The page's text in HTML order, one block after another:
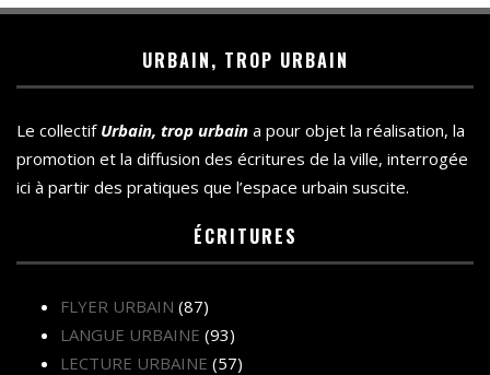
URBAIN, TROP URBAIN
Le collectif Urbain, trop urbain a pour objet la réalisation, la
promotion et la diffusion des écritures de la ville, interrogée
ici à partir des pratiques que l’espace urbain suscite.
ÉCRITURES
FLYER URBAIN (87)
LANGUE URBAINE (93)
LECTURE URBAINE (57)